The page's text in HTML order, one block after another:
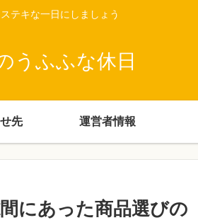
テキな一日にしましょう
うふふな休日
先 運営者情報
にあった商品選びの